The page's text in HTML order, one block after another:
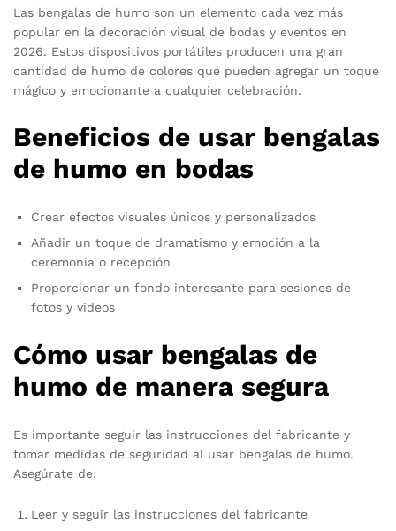
Las bengalas de humo son un elemento cada vez más
popular en la decoración visual de bodas y eventos en
2026. Estos dispositivos portátiles producen una gran
cantidad de humo de colores que pueden agregar un toque
mágico y emocionante a cualquier celebración.
Beneficios de usar bengalas
de humo en bodas
Crear efectos visuales únicos y personalizados
Añadir un toque de dramatismo y emoción a la
ceremonia o recepción
Proporcionar un fondo interesante para sesiones de
fotos y videos
Cómo usar bengalas de
humo de manera segura
Es importante seguir las instrucciones del fabricante y
tomar medidas de seguridad al usar bengalas de humo.
Asegúrate de:
Leer y seguir las instrucciones del fabricante